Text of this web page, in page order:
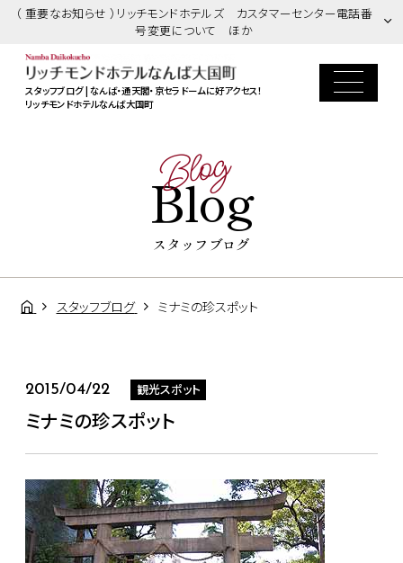
（ 重要なお知らせ ）リッチモンドホテルズ カスタマーセンター電話番
号変更について ほか
スタッフブログ | なんば・通天閣・京セラドームに好アクセス！
リッチモンドホテルなんば大国町
Blog
Blog
スタッフブログ
スタッフブログ ミナミの珍スポット
2015/04/22 観光スポット
ミナミの珍スポット